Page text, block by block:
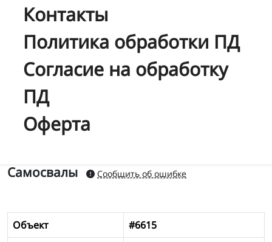
Контакты
Политика обработки ПД
Согласие на обработку
ПД
Оферта
Самосвалы Сообщить об ошибке
Объект
#6615